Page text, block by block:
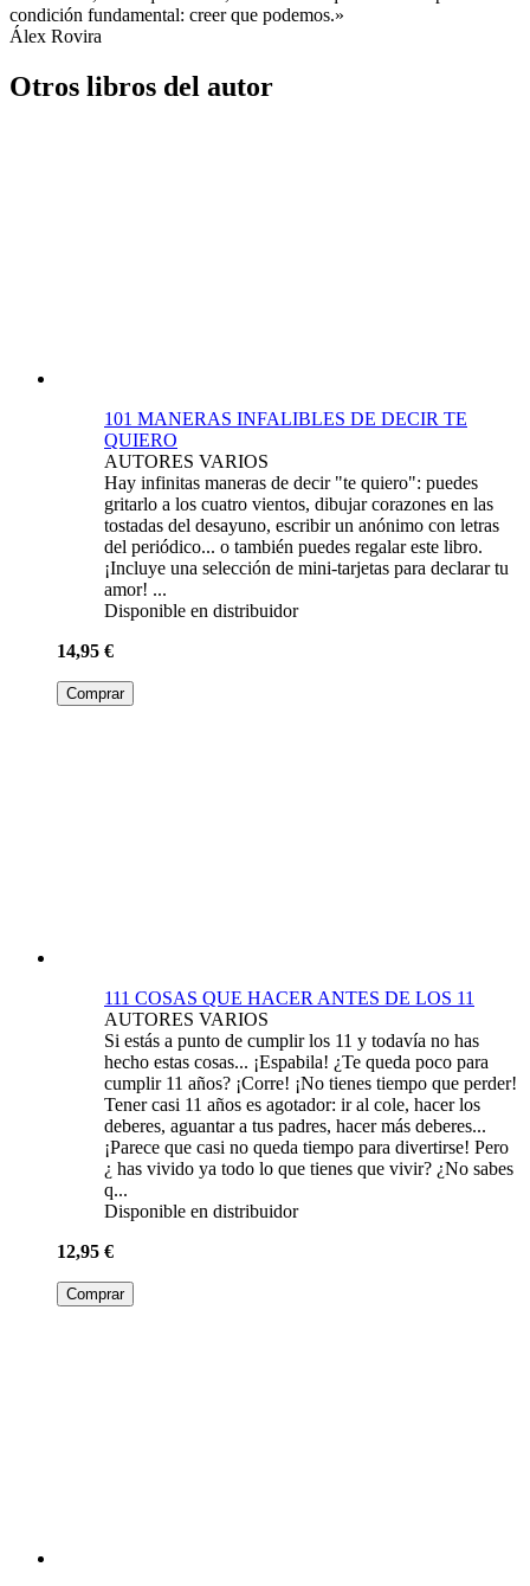
condición fundamental: creer que podemos.»
Álex Rovira
Otros libros del autor
101 MANERAS INFALIBLES DE DECIR TE
QUIERO
AUTORES VARIOS
Hay infinitas maneras de decir "te quiero": puedes
gritarlo a los cuatro vientos, dibujar corazones en las
tostadas del desayuno, escribir un anónimo con letras
del periódico... o también puedes regalar este libro.
¡Incluye una selección de mini-tarjetas para declarar tu
amor! ...
Disponible en distribuidor
14,95 €
Comprar
111 COSAS QUE HACER ANTES DE LOS 11
AUTORES VARIOS
Si estás a punto de cumplir los 11 y todavía no has
hecho estas cosas... ¡Espabila! ¿Te queda poco para
cumplir 11 años? ¡Corre! ¡No tienes tiempo que perder!
Tener casi 11 años es agotador: ir al cole, hacer los
deberes, aguantar a tus padres, hacer más deberes...
¡Parece que casi no queda tiempo para divertirse! Pero
¿ has vivido ya todo lo que tienes que vivir? ¿No sabes
q...
Disponible en distribuidor
12,95 €
Comprar